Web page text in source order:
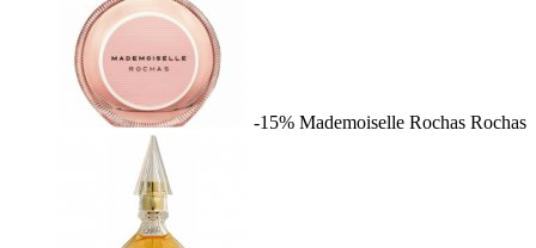
-15% Mademoiselle Rochas Rochas